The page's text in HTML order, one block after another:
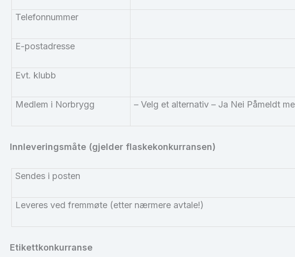
Telefonnummer
E-postadresse
Evt. klubb
Medlem i Norbrygg – Velg et alternativ – Ja Nei Påmeldt
Innleveringsmåte (gjelder flaskekonkurransen)
Sendes i posten
Leveres ved fremmøte (etter nærmere avtale!)
Etikettkonkurranse